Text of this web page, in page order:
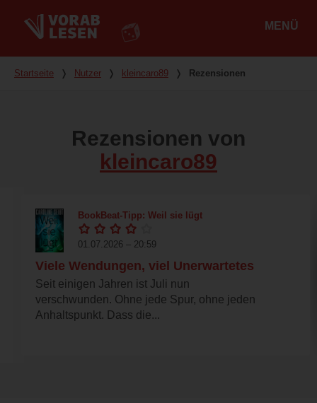
MENÜ
Du bist hier
Startseite ❭ Nutzer ❭ kleincaro89 ❭ Rezensionen
Rezensionen von
kleincaro89
BookBeat-Tipp: Weil sie lügt
01.07.2026 – 20:59
Viele Wendungen, viel Unerwartetes
Seit einigen Jahren ist Juli nun
verschwunden. Ohne jede Spur, ohne jeden
Anhaltspunkt. Dass die...